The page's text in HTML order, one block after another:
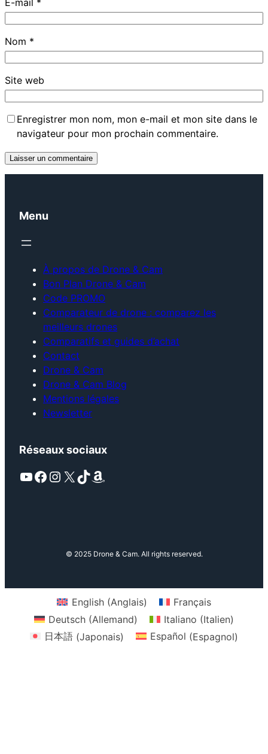
E-mail *
Nom *
Site web
Enregistrer mon nom, mon e-mail et mon site dans le
navigateur pour mon prochain commentaire.
Menu
À propos de Drone & Cam
Bon Plan Drone & Cam
Code PROMO
Comparateur de drone : comparez les
meilleurs drones
Comparatifs et guides d’achat
Contact
Drone & Cam
Drone & Cam Blog
Mentions légales
Newsletter
Réseaux sociaux
YouTube Facebook Instagram X TikTok Amazon
© 2025 Drone & Cam. All rights reserved.
English(Anglais)
Français
Deutsch (Allemand) Italiano (Italien)
日本語 (Japonais) Español (Espagnol)